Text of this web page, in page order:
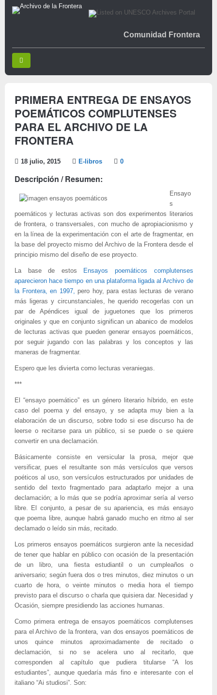
Comunidad Frontera
PRIMERA ENTREGA DE ENSAYOS
POEMÁTICOS COMPLUTENSES
PARA EL ARCHIVO DE LA
FRONTERA
18 julio, 2015 E-libros 0
Descripción / Resumen:
Ensayo
s
poemáticos y lecturas activas son dos experimentos literarios
de frontera, o transversales, con mucho de apropiacionismo y
en la línea de la experimentación con el arte de fragmentar, en
la base del proyecto mismo del Archivo de la Frontera desde el
principio mismo del diseño de ese proyecto.
La base de estos
Ensayos poemáticos complutenses
aparecieron hace tiempo en una plataforma ligada al Archivo de
la Frontera, en 1997, pero hoy, para estas lecturas de verano
más ligeras y circunstanciales, he querido recogerlas con un
par de Apéndices igual de juguetones que los primeros
originales y que en conjunto significan un abanico de modelos
de lecturas activas que pueden generar ensayos poemáticos,
por seguir jugando con las palabras y los conceptos y las
maneras de fragmentar.
Espero que les divierta como lecturas veraniegas.
***
El “ensayo poemático” es un género literario híbrido, en este
caso del poema y del ensayo, y se adapta muy bien a la
elaboración de un discurso, sobre todo si ese discurso ha de
leerse o recitarse para un público, si se puede o se quiere
convertir en una declamación.
Básicamente consiste en versicular la prosa, mejor que
versificar, pues el resultante son más versículos que versos
poéticos al uso, son versículos estructurados por unidades de
sentido del texto fragmentado para adaptarlo mejor a una
declamación; a lo más que se podría aproximar sería al verso
libre. El conjunto, a pesar de su apariencia, es más ensayo
que poema libre, aunque habrá ganado mucho en ritmo al ser
declamado o leído sin más, recitado.
Los primeros ensayos poemáticos surgieron ante la necesidad
de tener que hablar en público con ocasión de la presentación
de un libro, una fiesta estudiantil o un cumpleaños o
aniversario; según fuera dos o tres minutos, diez minutos o un
cuarto de hora, o veinte minutos o media hora el tiempo
previsto para el discurso o charla que quisiera dar. Necesidad y
Ocasión, siempre presidiendo las acciones humanas.
Como primera entrega de ensayos poemáticos complutenses
para el Archivo de la frontera, van dos ensayos poemáticos de
unos quince minutos aproximadamente de recitado o
declamación, si no se acelera uno al recitarlo, que
corresponden al capítulo que pudiera titularse “A los
estudiantes”, aunque quedaría más fino e interesante con el
italiano “Ai studiosi”. Son: